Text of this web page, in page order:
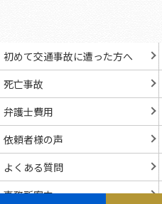
初めて交通事故に遭った方へ
死亡事故
弁護士費用
依頼者様の声
よくある質問
事務所案内